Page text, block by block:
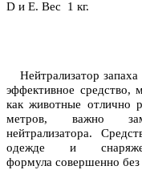
D и E. Вес 1 кг.
Нейтрализатор
эффективное средство,
как животные отлично
метров, важно
нейтрализатора.
одежде и
формула совершенно без